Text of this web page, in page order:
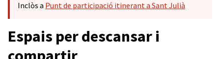
Inclòs a Punt de participació itinerant a Sant Julià
Espais per descansar i